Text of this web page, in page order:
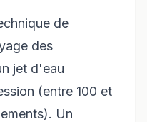
de
des
jet d'eau
(entre 100 et
Un